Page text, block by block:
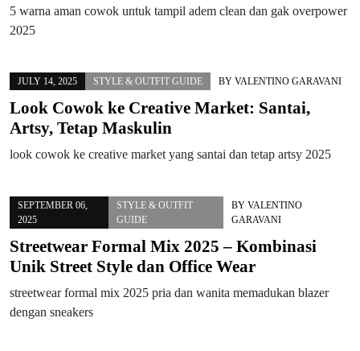
5 warna aman cowok untuk tampil adem clean dan gak overpower
2025
JULY 14, 2025 STYLE & OUTFIT GUIDE BY VALENTINO GARAVANI
Look Cowok ke Creative Market: Santai,
Artsy, Tetap Maskulin
look cowok ke creative market yang santai dan tetap artsy 2025
SEPTEMBER 06,
2025
STYLE & OUTFIT
GUIDE
BY VALENTINO
GARAVANI
Streetwear Formal Mix 2025 – Kombinasi
Unik Street Style dan Office Wear
streetwear formal mix 2025 pria dan wanita memadukan blazer
dengan sneakers